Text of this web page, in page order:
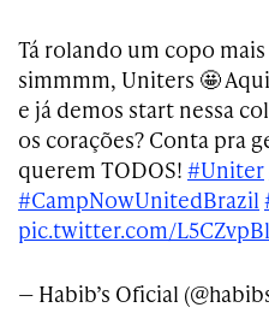
Tá rolando um copo
simmmm, Uniters 🤩
e já demos start nessa
os corações? Conta pra
querem TODOS! #Uniter
#CampNowUnitedBrazil
pic.twitter.com/
— Habib’s Oficial